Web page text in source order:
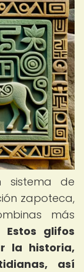
sistema de
zapoteca,
más
Estos glifos
la historia,
así